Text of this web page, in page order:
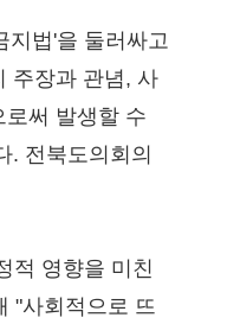
지법'을 둘러싸고
주장과 관념, 사
써 발생할 수
. 전북도의회의
적 영향을 미친
"사회적으로 뜨